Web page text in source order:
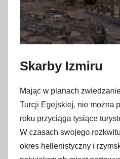
Skarby Izmiru
Mając w planach
Turcji Egejskiej, nie można
roku przyciąga tysiące
W czasach swojego
okres hellenistyczny i